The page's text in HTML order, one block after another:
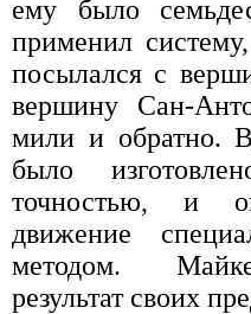
ему было
применил
посылался с
вершину Сан-
мили и обратно.
было
точностью, и
движение
методом.
результат своих